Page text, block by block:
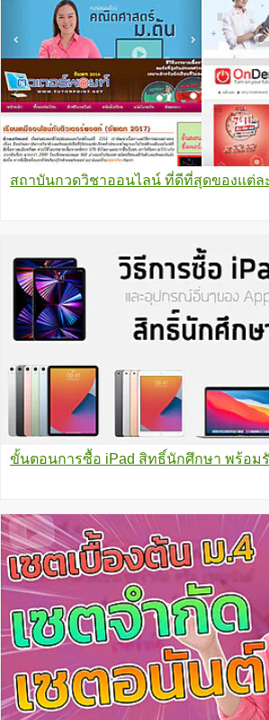
สถาบันกวดวิชาออนไลน์ ที่ดีที่สุดของแต่ล
ขั้นตอนการซื้อ iPad สิทธิ์นักศึกษา พร้อม